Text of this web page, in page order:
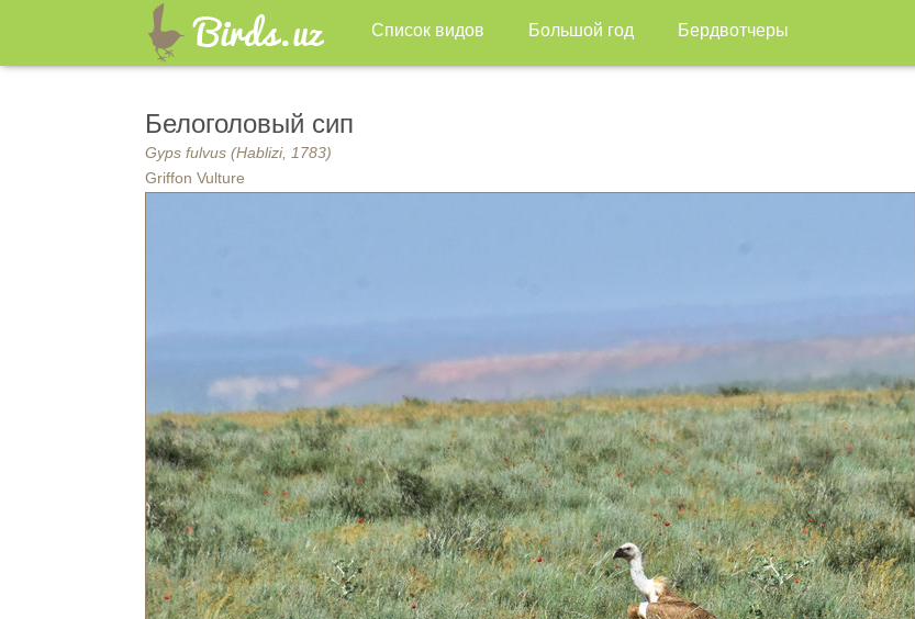
Список видов Большой год Бердвотчеры
Белоголовый сип
Gyps fulvus (Hablizi, 1783)
Griffon Vulture